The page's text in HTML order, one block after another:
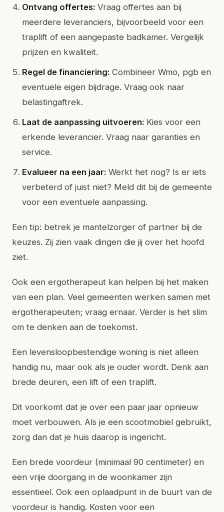
Ontvang offertes: Vraag offertes aan bij
meerdere leveranciers, bijvoorbeeld voor een
traplift of een aangepaste badkamer. Vergelijk
prijzen en kwaliteit.
Regel de financiering: Combineer Wmo, pgb en
eventuele eigen bijdrage. Vraag ook naar
belastingaftrek.
Laat de aanpassing uitvoeren: Kies voor een
erkende leverancier. Vraag naar garanties en
service.
Evalueer na een jaar: Werkt het nog? Is er iets
verbeterd of juist niet? Meld dit bij de gemeente
voor een eventuele aanpassing.
Een tip: betrek je mantelzorger of partner bij de
keuzes. Zij zien vaak dingen die jij over het hoofd
ziet.
Ook een ergotherapeut kan helpen bij het maken
van een plan. Veel gemeenten werken samen met
ergotherapeuten; vraag ernaar. Verder is het slim
om te denken aan de toekomst.
Een levensloopbestendige woning is niet alleen
handig nu, maar ook als je ouder wordt. Denk aan
brede deuren, een lift of een traplift.
Dit voorkomt dat je over een paar jaar opnieuw
moet verbouwen. Als je een scootmobiel gebruikt,
zorg dan dat je huis daarop is ingericht.
Een brede voordeur (minimaal 90 centimeter) en
een vrije doorgang in de woonkamer zijn
essentieel. Ook een oplaadpunt in de buurt van de
voordeur is handig. Kosten voor een